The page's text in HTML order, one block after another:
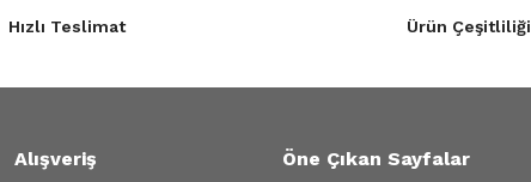
G9u
Hızlı Teslimat Ürün Çeşitliliği
Alışveriş Öne Çıkan Sayfalar